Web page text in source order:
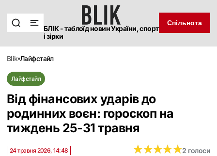
БЛІК - таблоїд новин України, спорт
і зірки
Спільнота
blik лайфстайл
Лайфстайл
Від фінансових ударів до
родинних воєн: гороскоп на
тиждень 25-31 травня
24 травня 2026, 14:48 ★★★★★
★★★★★2 голоси